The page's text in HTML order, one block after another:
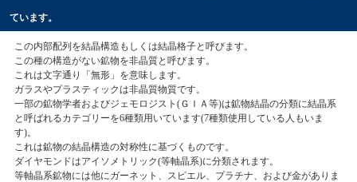
ています。
この内部配列を結晶構造もしくは結晶格子と呼びます。
この種の構造がない鉱物を非晶質と呼びます。
これは文字通り「無形」を意味します。
ガラスやプラスティックは非晶質物質です。
一部の鉱物学者およびジェモロジスト(ＧＩＡ等)は鉱物結晶の分類に結晶系
と呼ばれるカテゴリーを6種類用いています(7種類使用している人もいま
す)。
これは鉱物の結晶構造の対称性に基づくものです。
ダイヤモンドはアイソメトリック(等軸晶系)に分類されます。
等軸晶系鉱物には他にガーネット、スピエル、プラチナ、および金がありま